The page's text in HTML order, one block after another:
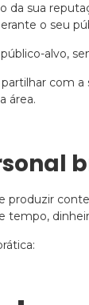
da sua
o seu
alvo,
com a
área.
produzir